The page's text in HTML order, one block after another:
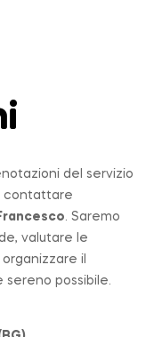
del servizio
contattare
. Saremo
valutare le
il
possibile.